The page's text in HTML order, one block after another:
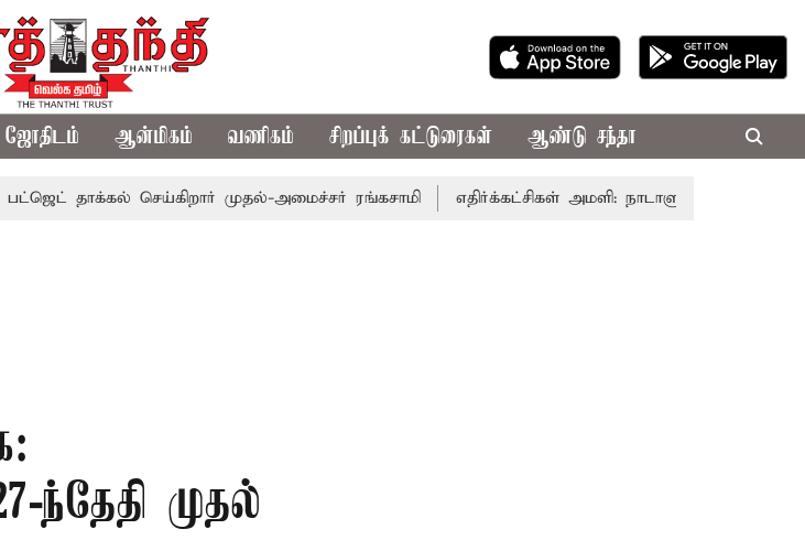
ஜோதிடம் ஆன்மிகம் வணிகம் சிறப்புக் கட்டுரைகள் ஆண்டு சந்தா
தாக்கல் செய்கிறார் முதல்-அமைச்சர் ரங்கசாமி எதிர்க்கட்சிகள் அமளி: நாடாளுமன்ற இரு அவைகளும்
ந்தேதி முதல்